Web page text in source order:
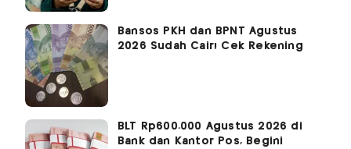
Bansos PKH dan BPNT Agustus
2026 Sudah Cair! Cek Rekening
BLT Rp600.000 Agustus 2026 di
Bank dan Kantor Pos, Begini